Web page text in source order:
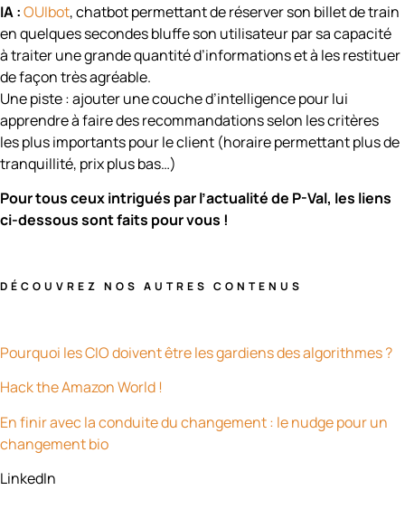
IA :OUIbot, chatbot permettant de réserver son billet de train
en quelques secondes bluffe son utilisateur par sa capacité
à traiter une grande quantité d’informations et à les restituer
de façon très agréable.
Une piste : ajouter une couche d’intelligence pour lui
apprendre à faire des recommandations selon les critères
les plus importants pour le client (horaire permettant plus de
tranquillité, prix plus bas…)
Pour tous ceux intrigués par l’actualité de P-Val, les liens
ci-dessous sont faits pour vous !
DÉCOUVREZ NOS AUTRES CONTENUS
Pourquoi les CIO doivent être les gardiens des algorithmes ?
Hack the Amazon World !
En finir avec la conduite du changement : le nudge pour un
changement bio
LinkedIn